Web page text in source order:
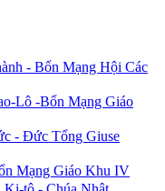
- Bổn Mạng Hội Các
Lô -Bổn Mạng Giáo
- Đức Tổng Giuse
Mạng Giáo Khu IV